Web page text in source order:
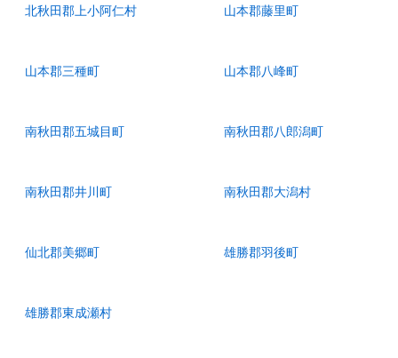
北秋田郡上小阿仁村 山本郡藤里町
山本郡三種町 山本郡八峰町
南秋田郡五城目町 南秋田郡八郎潟町
南秋田郡井川町 南秋田郡大潟村
仙北郡美郷町 雄勝郡羽後町
雄勝郡東成瀬村